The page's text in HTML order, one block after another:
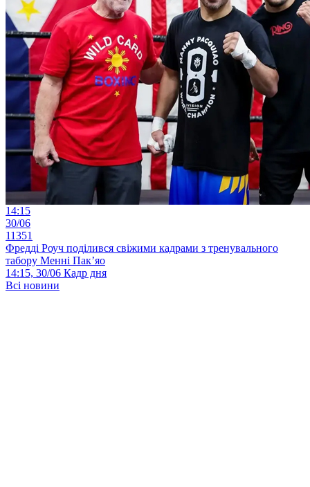
14:15
30/06
11351
Фредді Роуч поділився свіжими кадрами з тренувального
табору Менні Пак’яо
14:15, 30/06 Кадр дня
Всі новини